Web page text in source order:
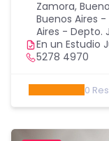
Zamora,
Buenos Aires
Aires - Depto.
En un Estudio
5278 4970
0